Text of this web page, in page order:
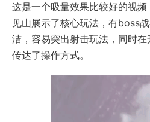
这是一个吸量效果比较好的视
见山展示了核心玩法，有boss
洁，容易突出射击玩法，同时在
传达了操作方式。